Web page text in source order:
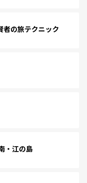
者の旅テクニック
・江の島